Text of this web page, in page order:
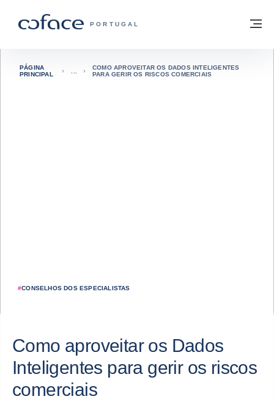
COFACE FOR TRADE - HOMEPAGE DO
PORTUGAL
Voltar à página principal
#CONSELHOS DOS ESPECIALISTAS
PÁGINA
PRINCIPAL
COMO APROVEITAR OS DADOS INTELIGENTES
PARA GERIR OS RISCOS COMERCIAIS
Como aproveitar os Dados
Inteligentes para gerir os riscos
comerciais